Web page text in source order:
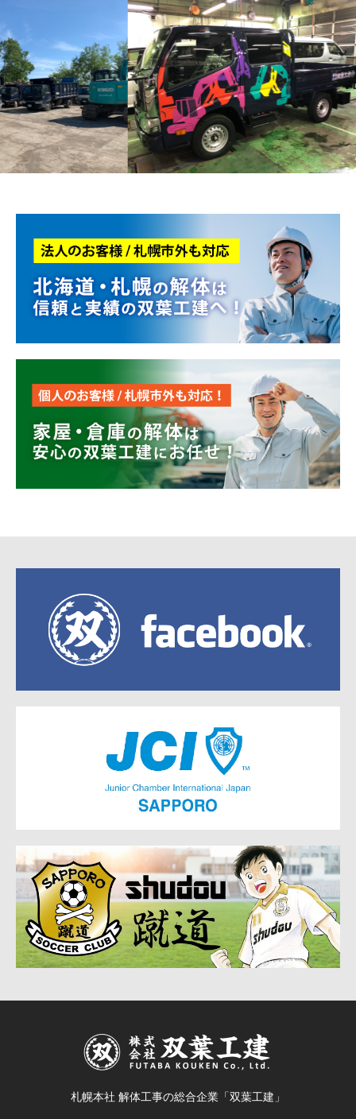
札幌本社 解体工事の総合企業「双葉工建」